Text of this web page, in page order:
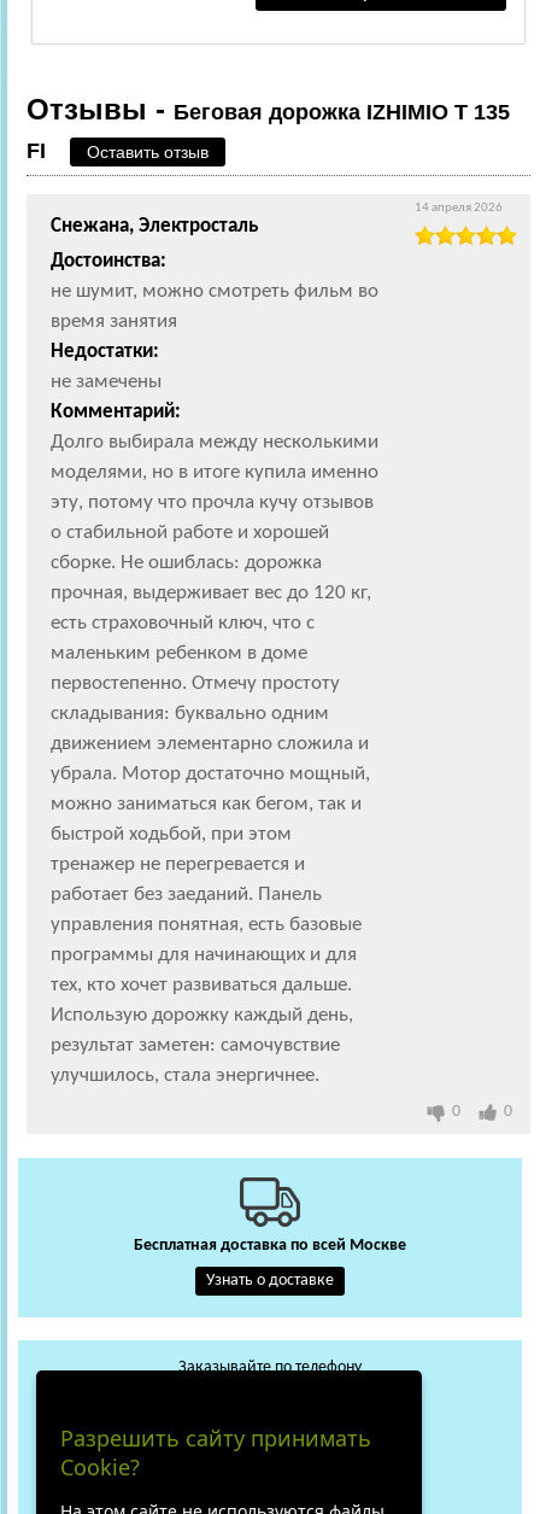
Отзывы - Беговая дорожка IZHIMIO T 135
FI
Оставить отзыв
Снежана, Электросталь
Достоинства:
не шумит, можно смотреть фильм во
время занятия
Недостатки:
не замечены
Комментарий:
Долго выбирала между несколькими
моделями, но в итоге купила именно
эту, потому что прочла кучу отзывов
о стабильной работе и хорошей
сборке. Не ошиблась: дорожка
прочная, выдерживает вес до 120 кг,
есть страховочный ключ, что с
маленьким ребенком в доме
первостепенно. Отмечу простоту
складывания: буквально одним
движением элементарно сложила и
убрала. Мотор достаточно мощный,
можно заниматься как бегом, так и
быстрой ходьбой, при этом
тренажер не перегревается и
работает без заеданий. Панель
управления понятная, есть базовые
программы для начинающих и для
тех, кто хочет развиваться дальше.
Использую дорожку каждый день,
результат заметен: самочувствие
улучшилось, стала энергичнее.
14 апреля 2026
0 0
Бесплатная доставка по всей Москве
Узнать о доставке
Заказывайте по телефону
+7 (919) 018-29-56
Разрешить сайту принимать
Cookie?